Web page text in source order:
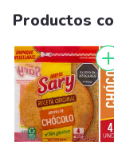
Productos